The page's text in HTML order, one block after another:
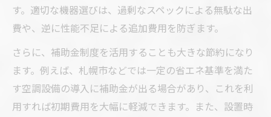
す。適切な機器選びは、過剰なスペックによる無駄な出
費や、逆に性能不足による追加費用を防ぎます。
さらに、補助金制度を活用することも大きな節約になり
ます。例えば、札幌市などでは一定の省エネ基準を満た
す空調設備の導入に補助金が出る場合があり、これを利
用すれば初期費用を大幅に軽減できます。また、設置時